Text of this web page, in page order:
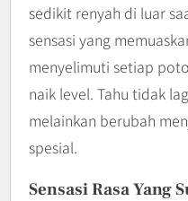
sedikit renyah di luar
sensasi yang
menyelimuti setiap
naik level. Tahu tidak
melainkan berubah
spesial.
Sensasi Rasa Yang